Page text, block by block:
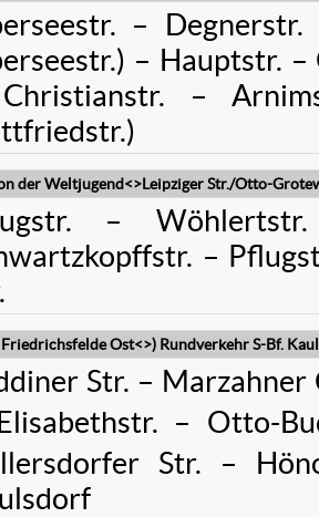
–
– Hauptstr.
–
der Weltjugend<>Leipziger Str./Otto-
–
–
Friedrichsfelde Ost<>) Rundverkehr S-Bf.
Str. –
– Otto-
Str. –